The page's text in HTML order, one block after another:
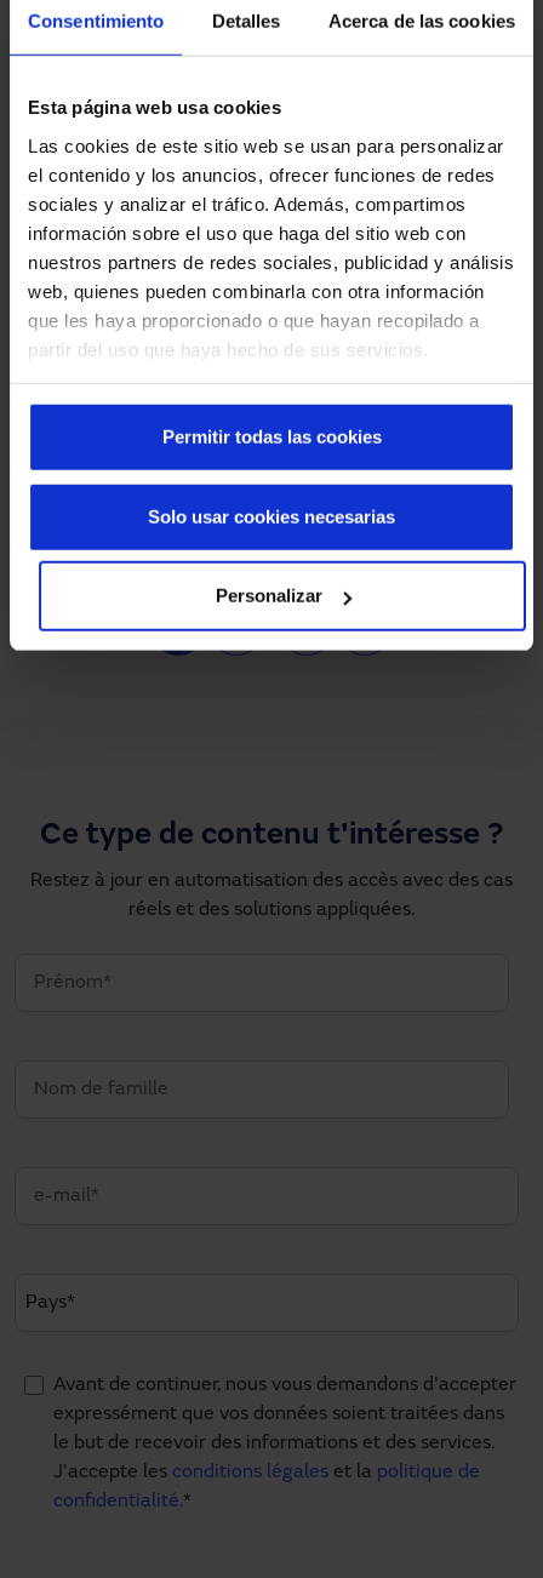
Consentimiento Detalles Acerca de las cookies
Esta página web usa cookies
Las cookies de este sitio web se usan para personalizar
el contenido y los anuncios, ofrecer funciones de redes
sociales y analizar el tráfico. Además, compartimos
información sobre el uso que haga del sitio web con
nuestros partners de redes sociales, publicidad y análisis
web, quienes pueden combinarla con otra información
que les haya proporcionado o que hayan recopilado a
partir del uso que haya hecho de sus servicios.
Permitir todas las cookies
Personalizar
Solo usar cookies necesarias
Découvrez les portes automatiques Manusa
dans les quartiers de Barcelone
Que faire en cas de panne d'une porte rapide :
Page courante
1
Page
2
…
Next page
›
Dernière page
»
Ce type de contenu t'intéresse ?
Restez à jour en automatisation des accès avec des cas
réels et des solutions appliquées.
Avant de continuer, nous vous demandons d'accepter
expressément que vos données soient traitées dans
le but de recevoir des informations et des services.
J'accepte les conditions légales et la politique de
confidentialité.*